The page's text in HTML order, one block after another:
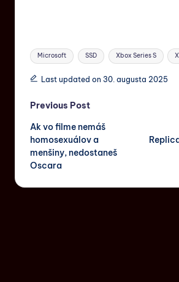
Microsoft SSD Xbox Series S
Last updated on 30. augusta 2025
Previous Post
Ak vo filme nemáš
homosexuálov a
menšiny, nedostaneš
Oscara